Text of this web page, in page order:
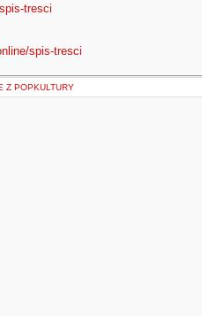
tresci
spis-tresci
Z POPKULTURY